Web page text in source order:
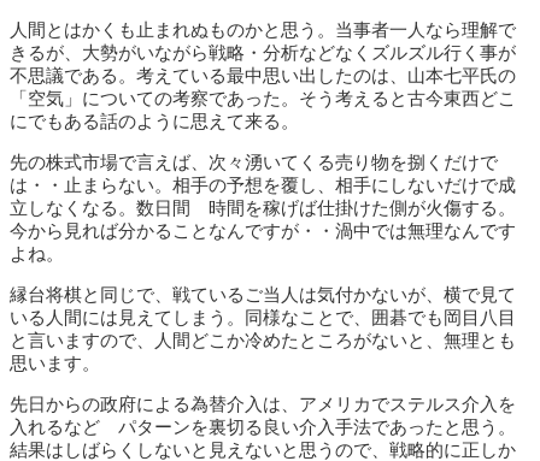
人間とはかくも止まれぬものかと思う。当事者一人なら理解で
きるが、大勢がいながら戦略・分析などなくズルズル行く事が
不思議である。考えている最中思い出したのは、山本七平氏の
「空気」についての考察であった。そう考えると古今東西どこ
にでもある話のように思えて来る。
先の株式市場で言えば、次々湧いてくる売り物を捌くだけで
は・・止まらない。相手の予想を覆し、相手にしないだけで成
立しなくなる。数日間 時間を稼げば仕掛けた側が火傷する。
今から見れば分かることなんですが・・渦中では無理なんです
よね。
縁台将棋と同じで、戦ているご当人は気付かないが、横で見て
いる人間には見えてしまう。同様なことで、囲碁でも岡目八目
と言いますので、人間どこか冷めたところがないと、無理とも
思います。
先日からの政府による為替介入は、アメリカでステルス介入を
入れるなど パターンを裏切る良い介入手法であったと思う。
結果はしばらくしないと見えないと思うので、戦略的に正しか